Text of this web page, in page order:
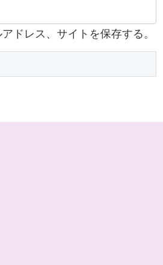
ドレス、サイトを保存する。